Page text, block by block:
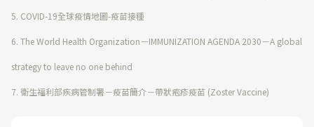
5. COVID-19全球疫情地圖-疫苗接種
6. The World Health Organization－IMMUNIZATION AGENDA 2030－A global
strategy to leave no one behind
7. 衛生福利部疾病管制署－疫苗簡介－帶狀疱疹疫苗 (Zoster Vaccine)